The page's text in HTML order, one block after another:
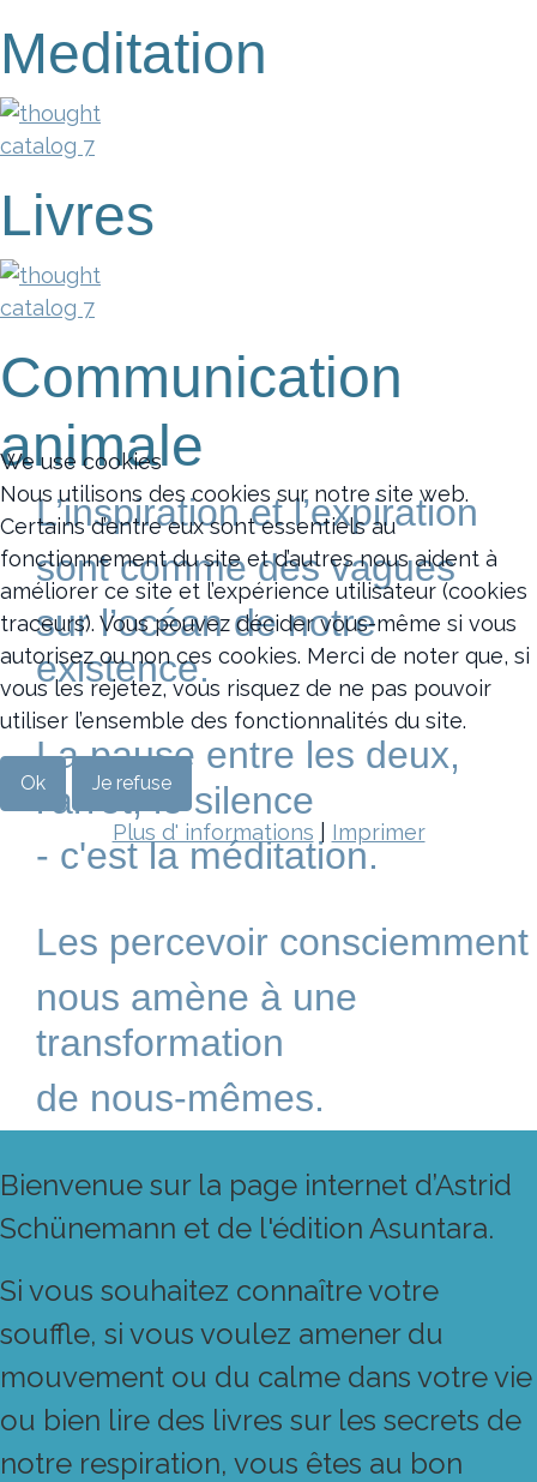
Meditation
Livres
Communication
animale
L’inspiration et l’expiration
sont comme des vagues
surl’océan de notre
existence.
La pause entre les deux,
l'arrêt, le silence
- c'est la méditation.
Les percevoir consciemment
nous amène à une
transformation
de nous-mêmes.
Bienvenue sur la page internet d’Astrid
Schünemann et de l'édition Asuntara.
Si vous souhaitez connaître votre
souffle, si vous voulez amener du
mouvement ou du calme dans votre vie
ou bien lire des livres sur les secrets de
notre respiration, vous êtes au bon
We use cookies
Nous utilisons des cookies sur notre site web.
Certains d’entre eux sont essentiels au
fonctionnement du site et d’autres nous aident à
améliorer ce site et l’expérience utilisateur (cookies
traceurs). Vous pouvez décider vous-même si vous
autorisez ou non ces cookies. Merci de noter que, si
vous les rejetez, vous risquez de ne pas pouvoir
utiliser l’ensemble des fonctionnalités du site.
Ok Je refuse
Plus d' informations Imprimer